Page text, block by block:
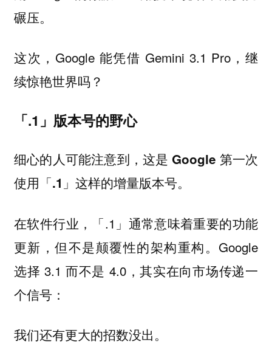
碾压。
这次，Google 能凭借 Gemini 3.1 Pro，继
续惊艳世界吗？
「.1」版本号的野心
细心的人可能注意到， 这是 Google 第一次
使用「.1」这样的增量版本号。
在软件行业，「.1」通常意味着重要的功能
更新，但不是颠覆性的架构重构。Google
选择 3.1 而不是 4.0，其实在向市场传递一
个信号：
我们还有更大的招数没出。